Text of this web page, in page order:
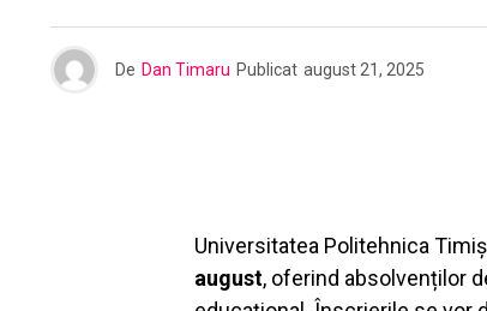
De Dan Timaru Publicat august 21, 2025
Universitatea Politehnica
august, oferind absolvenților